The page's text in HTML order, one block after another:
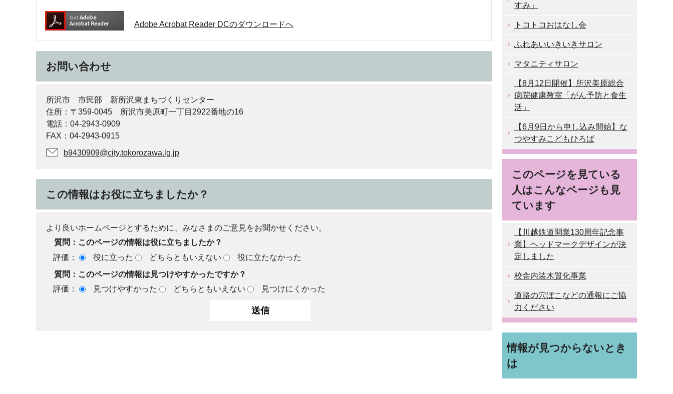
Adobe Acrobat Reader DCのダウンロードへ
お問い合わせ
所沢市 市民部 新所沢東まちづくりセンター
住所：〒359-0045 所沢市美原町一丁目2922番地の16
電話：04-2943-0909
FAX：04-2943-0915
b9430909@city.tokorozawa.lg.jp
この情報はお役に立ちましたか？
より良いホームページとするために、みなさまのご意見をお聞かせください。
質問：このページの情報は役に立ちましたか？
評価：
役に立った どちらともいえない
役に立たなかった
質問：このページの情報は見つけやすかったですか？
評価：
見つけやすかった どちらともいえない 見つけにくかった
すみ」
トコトコおはなし会
ふれあいいきいきサロン
マタニティサロン
【8月12日開催】所沢美原総合
病院健康教室「がん予防と食生
活」
【6月9日から申し込み開始】な
つやすみこどもひろば
このページを見ている
人はこんなページも見
ています
【川越鉄道開業130周年記念事
業】ヘッドマークデザインが決
定しました
校舎内装木質化事業
道路の穴ぼこなどの通報にご協
力ください
情報が見つからないとき
は